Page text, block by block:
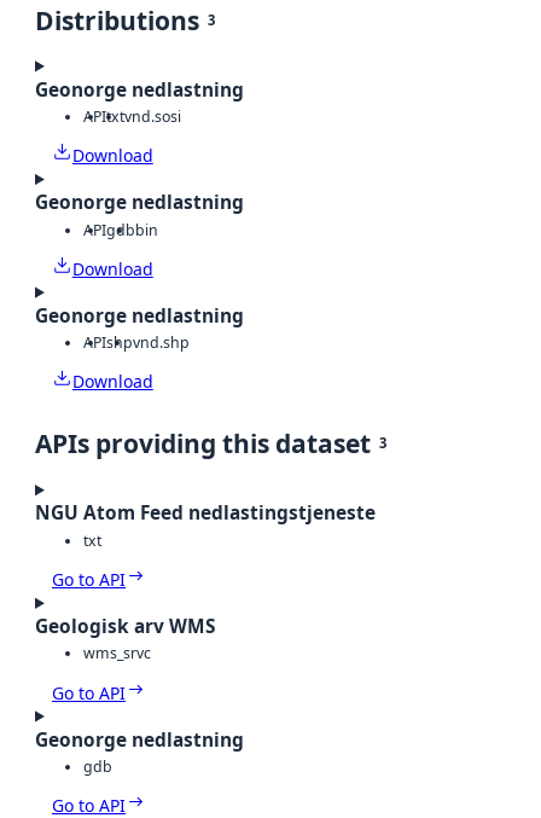
Distributions 3
Geonorge nedlastning
APItxtvnd.sosi
Download
Geonorge nedlastning
APIgdbbin
Download
Geonorge nedlastning
APIshpvnd.shp
Download
APIs providing this dataset 3
NGU Atom Feed nedlastingstjeneste
txt
Go to API
Geologisk arv WMS
wms_srvc
Go to API
Geonorge nedlastning
gdb
Go to API